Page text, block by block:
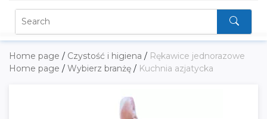
Home page / Czystość i higiena / Rękawice jednorazowe
Home page / Wybierz branżę / Kuchnia azjatycka